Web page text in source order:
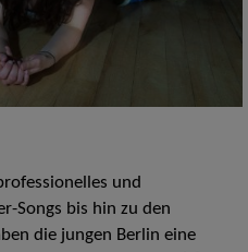
und
Songs bis hin zu den
die jungen Berlin eine